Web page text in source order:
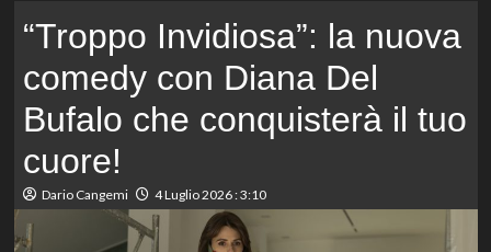
“Troppo Invidiosa”: la nuova
comedy con Diana Del
Bufalo che conquisterà il tuo
cuore!
Dario Cangemi 4 Luglio 2026 : 3:10